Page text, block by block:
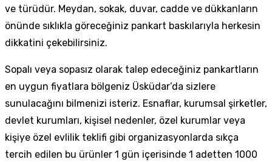
ve türüdür. Meydan, sokak, duvar, cadde ve dükkanların
önünde sıklıkla göreceğiniz pankart baskılarıyla herkesin
dikkatini çekebilirsiniz.
Sopalı veya sopasız olarak talep edeceğiniz pankartların
en uygun fiyatlara bölgeniz Üsküdar’da sizlere
sunulacağını bilmenizi isteriz. Esnaflar, kurumsal şirketler,
devlet kurumları, kişisel nedenler, özel kurumlar veya
kişiye özel evlilik teklifi gibi organizasyonlarda sıkça
tercih edilen bu ürünler 1 gün içerisinde 1 adetten 1000